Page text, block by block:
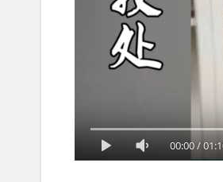
00:00/